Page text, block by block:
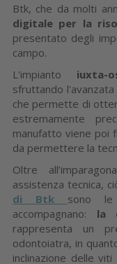
Btk, che da molti
digitale per la
presentato degli
campo.
L'impianto iuxta-
sfruttando
che permette di
estremamente
manufatto viene poi
da permettere la
Oltre
assistenza tecnica,
di Btk sono le
accompagnano: la
rappresenta un
odontoiatra, in
inclinazione delle